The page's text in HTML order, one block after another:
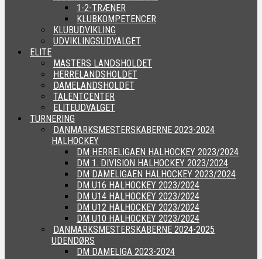
1-2-TRÆNER
KLUBKOMPETENCER
KLUBUDVIKLING
UDVIKLINGSUDVALGET
ELITE
MASTERS LANDSHOLDET
HERRELANDSHOLDET
DAMELANDSHOLDET
TALENTCENTER
ELITEUDVALGET
TURNERING
DANMARKSMESTERSKABERNE 2023-2024
HALHOCKEY
DM HERRELIGAEN HALHOCKEY 2023/2024
DM 1. DIVISION HALHOCKEY 2023/2024
DM DAMELIGAEN HALHOCKEY 2023/2024
DM U16 HALHOCKEY 2023/2024
DM U14 HALHOCKEY 2023/2024
DM U12 HALHOCKEY 2023/2024
DM U10 HALHOCKEY 2023/2024
DANMARKSMESTERSKABERNE 2024-2025
UDENDØRS
DM DAMELIGA 2023-2024